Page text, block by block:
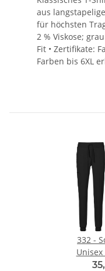
aus
für höchsten
2 % Viskose;
Fit • Zertifikate:
Farben bis 6XL
332 -